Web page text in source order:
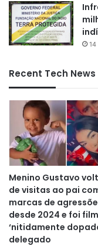
14
Recent Tech News
Menino Gustavo
de visitas ao pai
marcas de
desde 2024 e foi
‘nitidamente
delegado